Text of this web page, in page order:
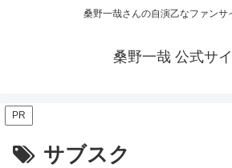
桑野一哉さんの自演乙なファンサ
桑野一哉 公式サ
PR
サブスク